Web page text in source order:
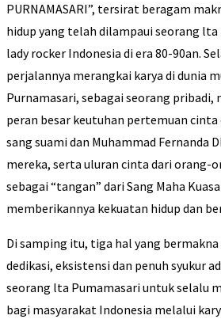
PURNAMASARI”, tersirat beragam
hidup yang telah dilampaui seorang
lady rocker Indonesia di era 80-90an.
perjalannya merangkai karya di dunia
Purnamasari, sebagai seorang pribadi,
peran besar keutuhan pertemuan cinta
sang suami dan Muhammad Fernanda
mereka, serta uluran cinta dari orang-
sebagai “tangan” dari Sang Maha
memberikannya kekuatan hidup dan
Di samping itu, tiga hal yang bermakna
dedikasi, eksistensi dan penuh syukur
seorang lta Pumamasari untuk selalu
bagi masyarakat Indonesia melalui